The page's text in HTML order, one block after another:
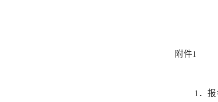
附件1
1．